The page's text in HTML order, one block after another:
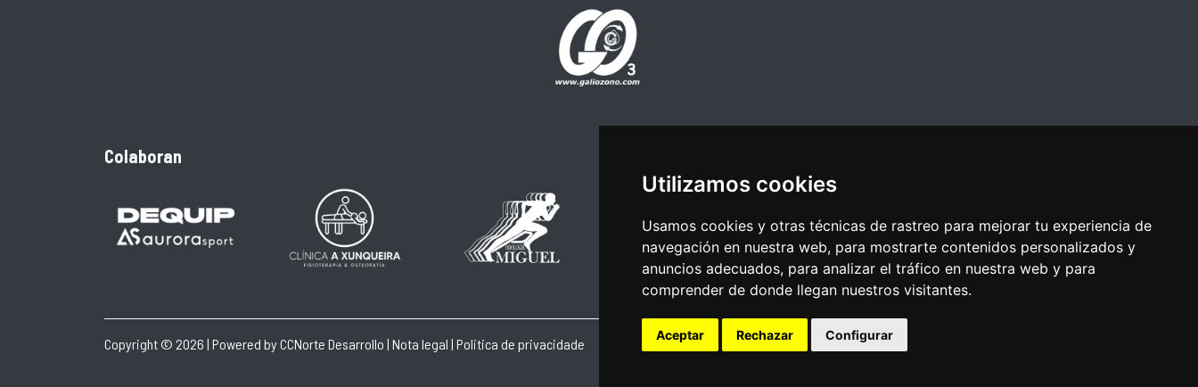
Utilizamos cookies
Usamos cookies y otras técnicas de rastreo para mejorar tu experiencia de
navegación en nuestra web, para mostrarte contenidos personalizados y
anuncios adecuados, para analizar el tráfico en nuestra web y para
comprender de donde llegan nuestros visitantes.
Aceptar Rechazar Configurar
Colaboran
Copyright © 2026 | Powered byCCNorte Desarrollo | Nota legal | Politica de privacidade